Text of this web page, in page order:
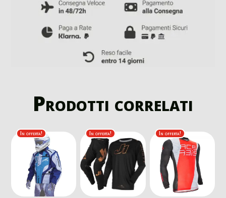
Prodotti correlati
In offerta! In offerta! In offerta!